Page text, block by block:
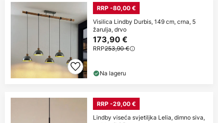
RRP -80,00 €
Visilica Lindby Durbis, 149 cm, crna, 5
žarulja, drvo
173,90 €
RRP253,90 €
Na lageru
RRP -29,00 €
Lindby viseća svjetiljka Lelia, dimno siva,